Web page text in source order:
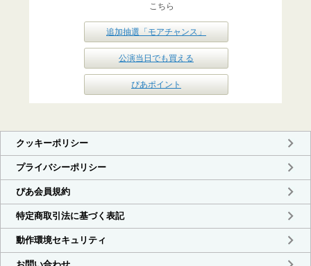
こちら
追加抽選「モアチャンス」
公演当日でも買える
ぴあポイント